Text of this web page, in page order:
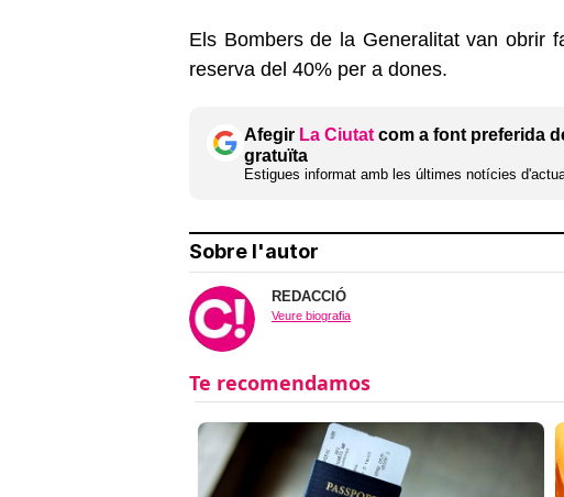
Els Bombers de la Generalitat van obrir
reserva del 40% per a dones.
Afegir La Ciutat com a font preferida
gratuïta
Estigues informat amb les últimes notícies
Sobre l'autor
REDACCIÓ
Veure biografia